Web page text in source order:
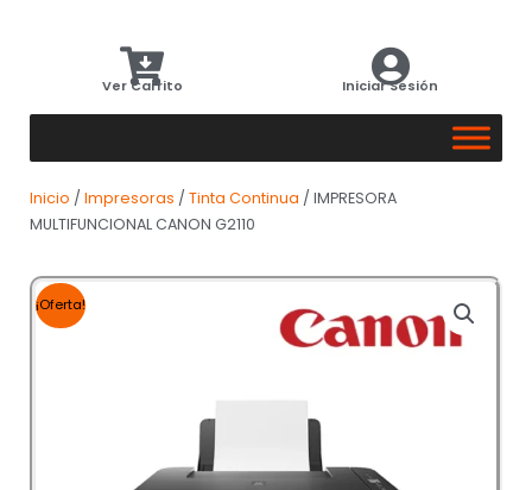
Ver Carrito Iniciar Sesión
Inicio / Impresoras / Tinta Continua / IMPRESORA
MULTIFUNCIONAL CANON G2110
¡Oferta!